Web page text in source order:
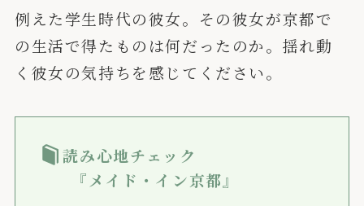
例えた学生時代の彼女。その彼女が京都で
の生活で得たものは何だったのか。揺れ動
く彼女の気持ちを感じてください。
読み心地チェック
『メイド・イン京都』